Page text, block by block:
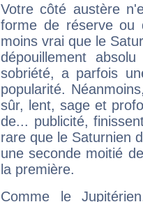
Votre côté austère
forme de réserve
moins vrai que le
dépouillement
sobriété, a parfois
popularité.
sûr, lent, sage et
de... publicité,
rare que le Saturnien
une seconde moitié
la première.
Comme le